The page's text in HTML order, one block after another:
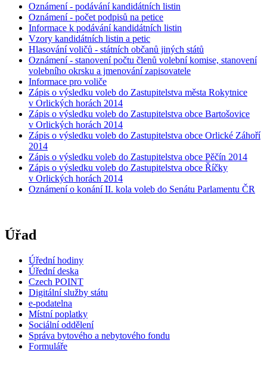
Oznámení - podávání kandidátních listin
Oznámení - počet podpisů na petice
Informace k podávání kandidátních listin
Vzory kandidátních listin a petic
Hlasování voličů - státních občanů jiných států
Oznámení - stanovení počtu členů volební komise, stanovení
volebního okrsku a jmenování zapisovatele
Informace pro voliče
Zápis o výsledku voleb do Zastupitelstva města Rokytnice
v Orlických horách 2014
Zápis o výsledku voleb do Zastupitelstva obce Bartošovice
v Orlických horách 2014
Zápis o výsledku voleb do Zastupitelstva obce Orlické Záhoří
2014
Zápis o výsledku voleb do Zastupitelstva obce Pěčín 2014
Zápis o výsledku voleb do Zastupitelstva obce Říčky
v Orlických horách 2014
Oznámení o konání II. kola voleb do Senátu Parlamentu ČR
Úřad
Úřední hodiny
Úřední deska
Czech POINT
Digitální služby státu
e-podatelna
Místní poplatky
Sociální oddělení
Správa bytového a nebytového fondu
Formuláře